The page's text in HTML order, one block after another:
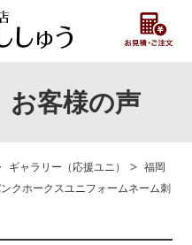
お客様の声
ギャラリー（応援ユニ） > 福岡
クホークスユニフォームネーム刺